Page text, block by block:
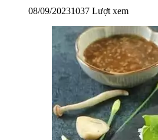
08/09/20231037 Lượt xem